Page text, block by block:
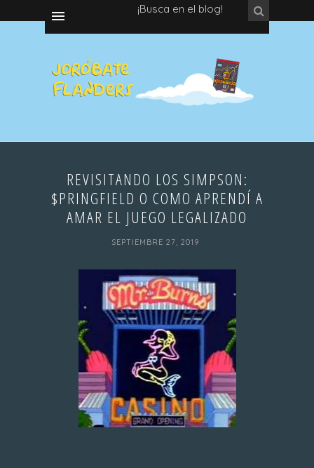
¡Busca en el blog!
REVISITANDO LOS SIMPSON:
$PRINGFIELD O COMO APRENDÍ A
AMAR EL JUEGO LEGALIZADO
SEPTIEMBRE 27, 2019